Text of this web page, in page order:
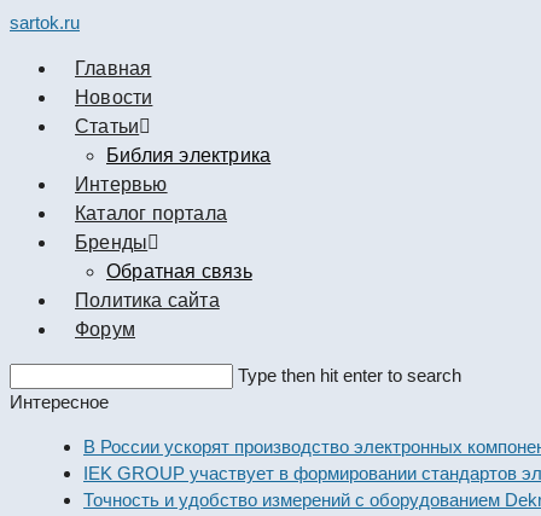
sartok.ru
Главная
Новости
Cтатьи
Библия электрика
Интервью
Каталог портала
Бренды
Обратная связь
Политика сайта
Форум
this
Type then hit enter to search
Интересное
В России ускорят производство электронных
IEK GROUP участвует в формировании стандартов
Точность и удобство измерений с оборудованием